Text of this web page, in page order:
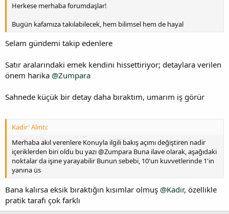
Herkese merhaba forumdaşlar!
Bugün kafamıza takılabilecek, hem bilimsel hem de hayal
Selam gündemi takip edenlere
Satır aralarındaki emek kendini hissettiriyor; detaylara verilen
önem harika @Zumpara
Sahnede küçük bir detay daha bıraktım, umarım iş görür
Kadir' Alıntı:
Merhaba akıl verenlere Konuyla ilgili bakış açımı değiştiren nadir
içeriklerden biri oldu bu yazı @Zumpara Buna ilave olarak, aşağıdaki
noktalar da işine yarayabilir Bunun sebebi, 10'un kuvvetlerinde 1'in
yanına üs
Bana kalırsa eksik bıraktığın kısımlar olmuş @Kadir, özellikle
pratik tarafı çok farklı